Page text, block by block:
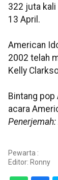
322 juta kali
13 April.
American
2002 telah
Kelly
Bintang pop
acara
Pewarta :
Editor: Ronny